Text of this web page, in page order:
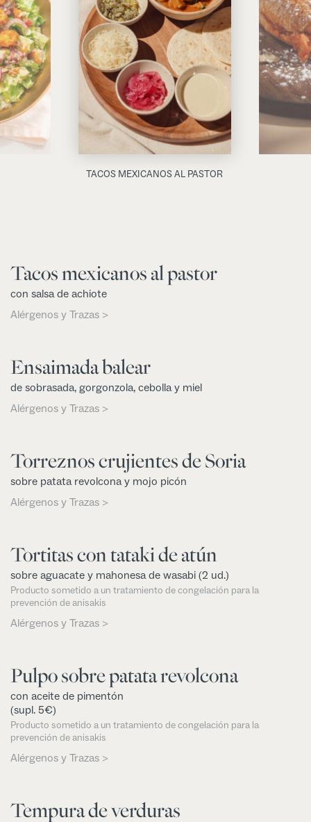
TACOS MEXICANOS AL PASTOR
Tacos mexicanos al pastor
con salsa de achiote
Alérgenos y Trazas >
Ensaimada balear
de sobrasada, gorgonzola, cebolla y miel
Alérgenos y Trazas >
Torreznos crujientes de Soria
sobre patata revolcona y mojo picón
Alérgenos y Trazas >
Tortitas con tataki de atún
sobre aguacate y mahonesa de wasabi (2 ud.)
Producto sometido a un tratamiento de congelación para la
prevención de anisakis
Alérgenos y Trazas >
Pulpo sobre patata revolcona
con aceite de pimentón
(supl. 5€)
Producto sometido a un tratamiento de congelación para la
prevención de anisakis
Alérgenos y Trazas >
Tempura de verduras